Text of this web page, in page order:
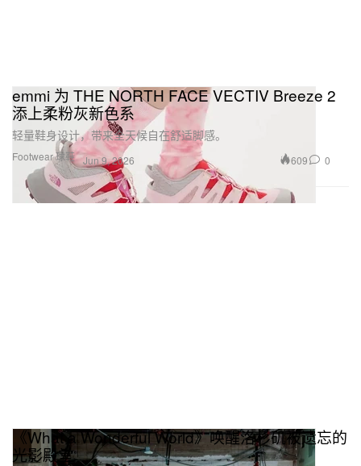
Footwear 球鞋
emmi 为 THE NORTH FACE VECTIV Breeze 2
添上柔粉灰新色系
轻量鞋身设计，带来全天候自在舒适脚感。
Jun 9, 2026 609 0
《What a Wonderful World》唤醒洛杉矶被遗忘的
光影殿堂